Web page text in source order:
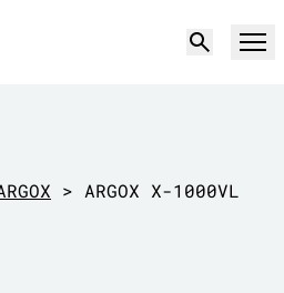
UND CODIERUNG
> ARGOX X-1000VL